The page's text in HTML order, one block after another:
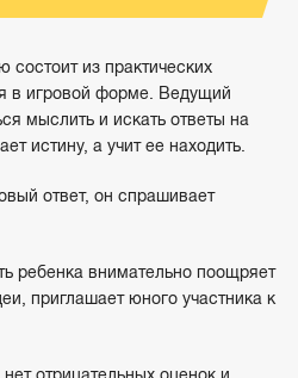
состоит из практических
в игровой форме. Ведущий
мыслить и искать ответы на
истину, а учит ее находить.
ответ, он спрашивает
ребенка внимательно поощряет
приглашает юного участника к